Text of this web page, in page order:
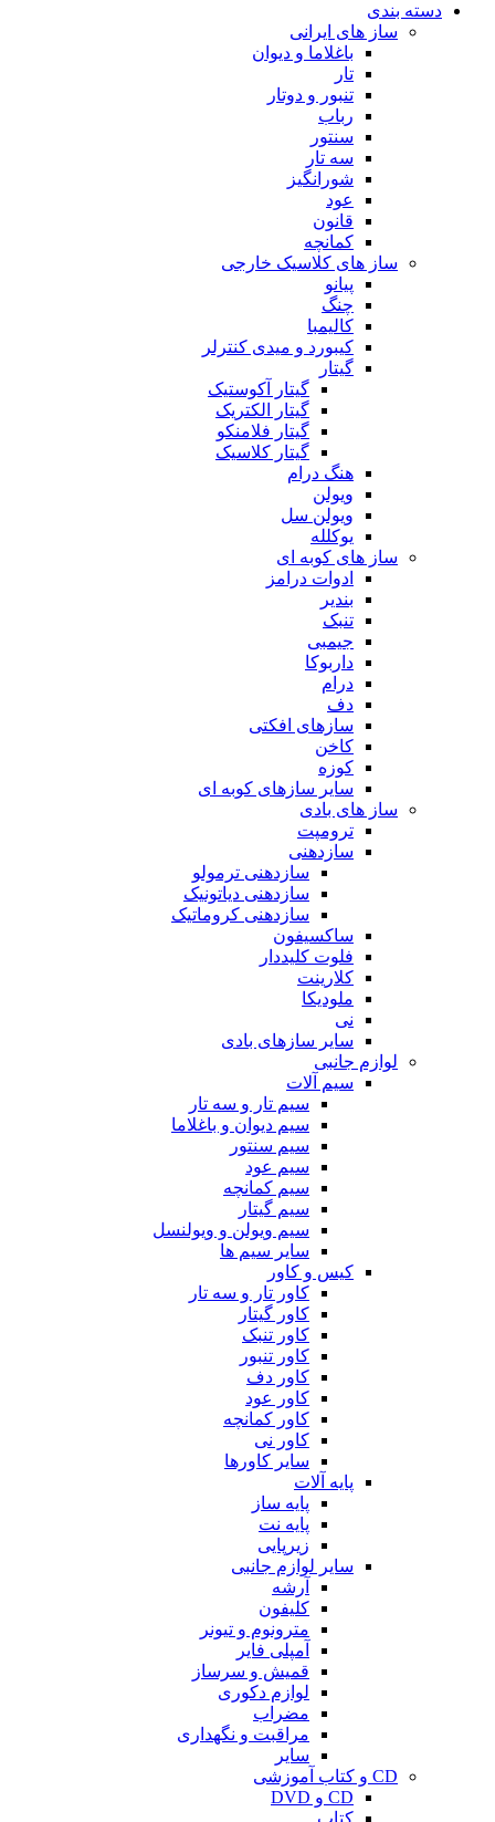
دسته بندی
ساز های ایرانی
باغلاما و دیوان
تار
تنبور و دوتار
رباب
سنتور
سه تار
شورانگیز
عود
قانون
کمانچه
ساز های کلاسیک خارجی
پیانو
چنگ
کالیمبا
کیبورد و میدی کنترلر
گیتار
گیتار آکوستیک
گیتار الکتریک
گیتار فلامنکو
گیتار کلاسیک
هنگ درام
ویولن
ویولن سل
یوکلله
ساز های کوبه ای
ادوات درامز
بندیر
تنبک
جیمبی
داربوکا
درام
دف
سازهای افکتی
کاخن
کوزه
سایر سازهای کوبه ای
ساز های بادی
ترومپت
سازدهنی
سازدهنی ترمولو
سازدهنی دیاتونیک
سازدهنی کروماتیک
ساکسیفون
فلوت کلیددار
کلارینت
ملودیکا
نی
سایر سازهای بادی
لوازم جانبی
سیم آلات
سیم تار و سه تار
سیم دیوان و باغلاما
سیم سنتور
سیم عود
سیم کمانچه
سیم گیتار
سیم ویولن و ویولنسل
سایر سیم ها
کیس و کاور
کاور تار و سه تار
کاور گیتار
کاور تنبک
کاور تنبور
کاور دف
کاور عود
کاور کمانچه
کاور نی
سایر کاورها
پایه آلات
پایه ساز
پایه نت
زیرپایی
سایر لوازم جانبی
آرشه
کلیفون
مترونوم و تیونر
آمپلی فایر
قمیش و سرساز
لوازم دکوری
مضراب
مراقبت و نگهداری
سایر
CD و کتاب آموزشی
CD و DVD